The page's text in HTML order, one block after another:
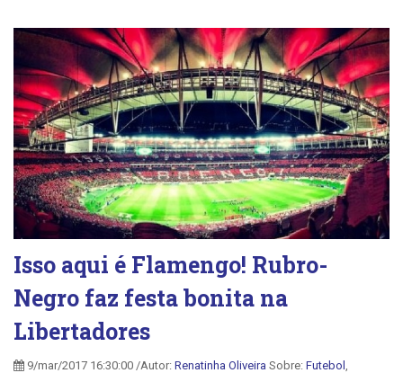
Isso aqui é Flamengo! Rubro-
Negro faz festa bonita na
Libertadores
9/mar/2017 16:30:00 /Autor: Renatinha Oliveira Sobre: Futebol